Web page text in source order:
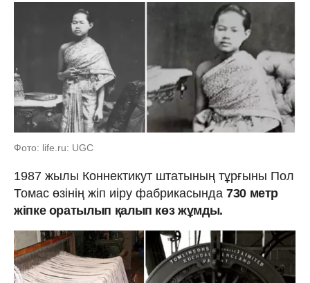
Фото: life.ru: UGC
1987 жылы Коннектикут штатының тұрғыны Пол
Томас өзінің жіп иіру фабрикасында 730 метр
жіпке оратылып қалып көз жұмды.